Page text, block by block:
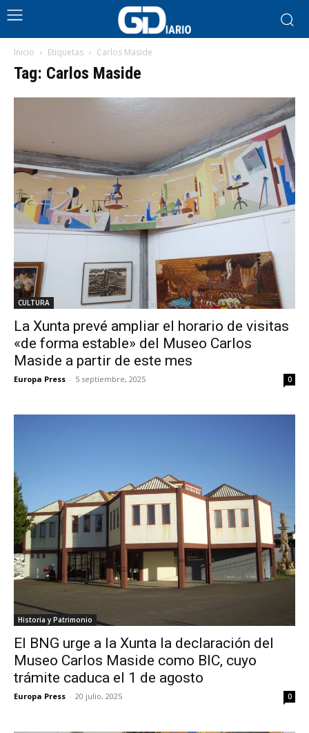
Inicio Etiquetas Carlos Maside
Tag: Carlos Maside
CULTURA
La Xunta prevé ampliar el horario de visitas
«de forma estable» del Museo Carlos
Maside a partir de este mes
Europa Press - 5 septiembre, 2025 0
Historia y Patrimonio
El BNG urge a la Xunta la declaración del
Museo Carlos Maside como BIC, cuyo
trámite caduca el 1 de agosto
Europa Press - 20 julio, 2025 0